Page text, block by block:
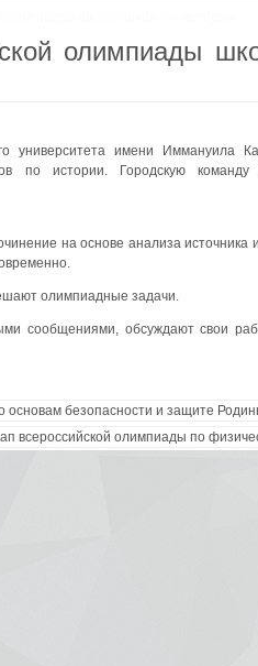
олимпиады
имени Иммануила
по истории. Городскую команду
на основе анализа источника
олимпиадные задачи.
сообщениями, обсуждают свои
основам безопасности и защите
всероссийской олимпиады по